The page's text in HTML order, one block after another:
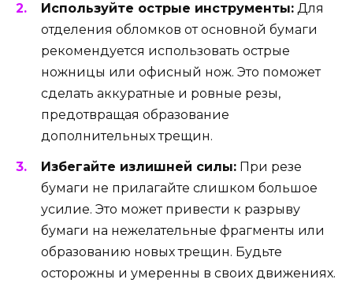
Используйте острые инструменты: Для
отделения обломков от основной бумаги
рекомендуется использовать острые
ножницы или офисный нож. Это поможет
сделать аккуратные и ровные резы,
предотвращая образование
дополнительных трещин.
Избегайте излишней силы: При резе
бумаги не прилагайте слишком большое
усилие. Это может привести к разрыву
бумаги на нежелательные фрагменты или
образованию новых трещин. Будьте
осторожны и умеренны в своих движениях.